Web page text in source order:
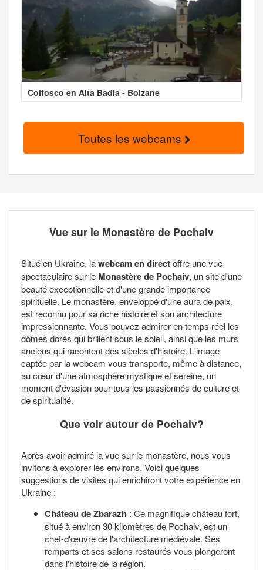
Colfosco en Alta Badia - Bolzane
Toutes les webcams
Vue sur le Monastère de Pochaiv
Situé en Ukraine, lawebcam en directoffre une vue
spectaculaire sur le Monastère de Pochaiv, un site d'une
beauté exceptionnelle et d'une grande importance
spirituelle. Le monastère, enveloppé d'une aura de paix,
est reconnu pour sa riche histoire et son architecture
impressionnante. Vous pouvez admirer en temps réel les
dômes dorés qui brillent sous le soleil, ainsi que les murs
anciens qui racontent des siècles d'histoire. L'image
captée par la webcam vous transporte, même à distance,
au cœur d'une atmosphère mystique et sereine, un
moment d'évasion pour tous les passionnés de culture et
de spiritualité.
Que voir autour de Pochaiv?
Après avoir admiré la vue sur le monastère, nous vous
invitons à explorer les environs. Voici quelques
suggestions de visites qui enrichiront votre expérience en
Ukraine :
Château de Zbarazh : Ce magnifique château fort,
situé à environ 30 kilomètres de Pochaiv, est un
chef-d'œuvre de l'architecture médiévale. Ses
remparts et ses salons restaurés vous plongeront
dans l'histoire de la région.